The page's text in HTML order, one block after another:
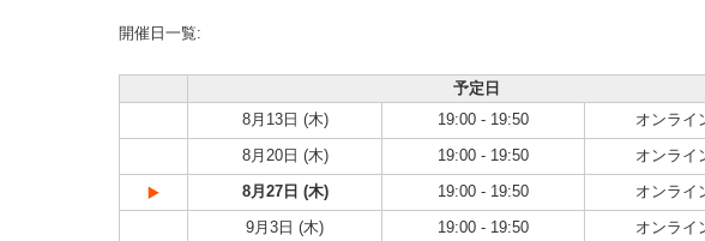
開催日一覧:
予定日
8月13日 (木)
19:00 - 19:50
オンライ
8月20日 (木)
19:00 - 19:50
オンライ
8月27日 (木)
19:00 - 19:50
オンライ
9月3日 (木)
19:00 - 19:50 オンライ